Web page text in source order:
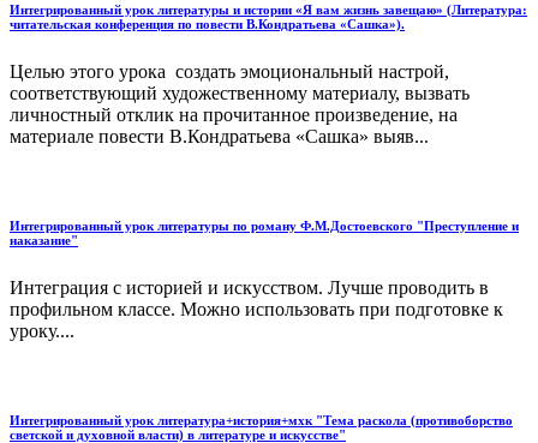
Интегрированный урок литературы и истории «Я вам жизнь завещаю» (Литература:
читательская конференция по повести В.Кондратьева «Сашка»).
Целью этого урока создать эмоциональный настрой,
соответствующий художественному материалу, вызвать
личностный отклик на прочитанное произведение, на
материале повести В.Кондратьева «Сашка» выяв...
Интегрированный урок литературы по роману Ф.М.Достоевского "Преступление и
наказание"
Интеграция с историей и искусством. Лучше проводить в
профильном классе. Можно использовать при подготовке к
уроку....
Интегрированный урок литература+история+мхк "Тема раскола (противоборство
светской и духовной власти) в литературе и искусстве"